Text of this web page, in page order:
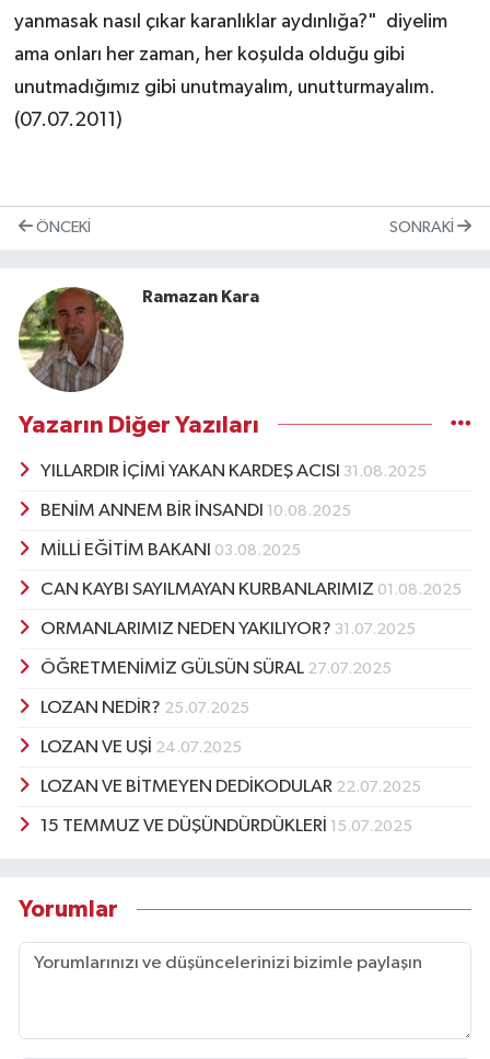
yanmasak nasıl çıkar karanlıklar aydınlığa?" diyelim
ama onları her zaman, her koşulda olduğu gibi
unutmadığımız gibi unutmayalım, unutturmayalım.
(07.07.2011)
ÖNCEKI SONRAKI
Ramazan Kara
Yazarın Diğer Yazıları
YILLARDIR İÇİMİ YAKAN KARDEŞ ACISI 31.08.2025
BENİM ANNEM BİR İNSANDI 10.08.2025
MİLLİ EĞİTİM BAKANI 03.08.2025
CAN KAYBI SAYILMAYAN KURBANLARIMIZ 01.08.2025
ORMANLARIMIZ NEDEN YAKILIYOR? 31.07.2025
ÖĞRETMENİMİZ GÜLSÜN SÜRAL 27.07.2025
LOZAN NEDİR? 25.07.2025
LOZAN VE UŞİ 24.07.2025
LOZAN VE BİTMEYEN DEDİKODULAR 22.07.2025
15 TEMMUZ VE DÜŞÜNDÜRDÜKLERİ 15.07.2025
Yorumlar